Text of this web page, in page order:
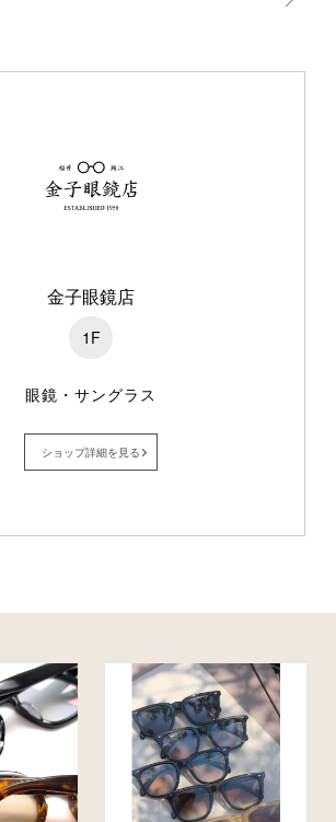
金子眼鏡店
1F
眼鏡・サングラス
ショップ詳細を見る